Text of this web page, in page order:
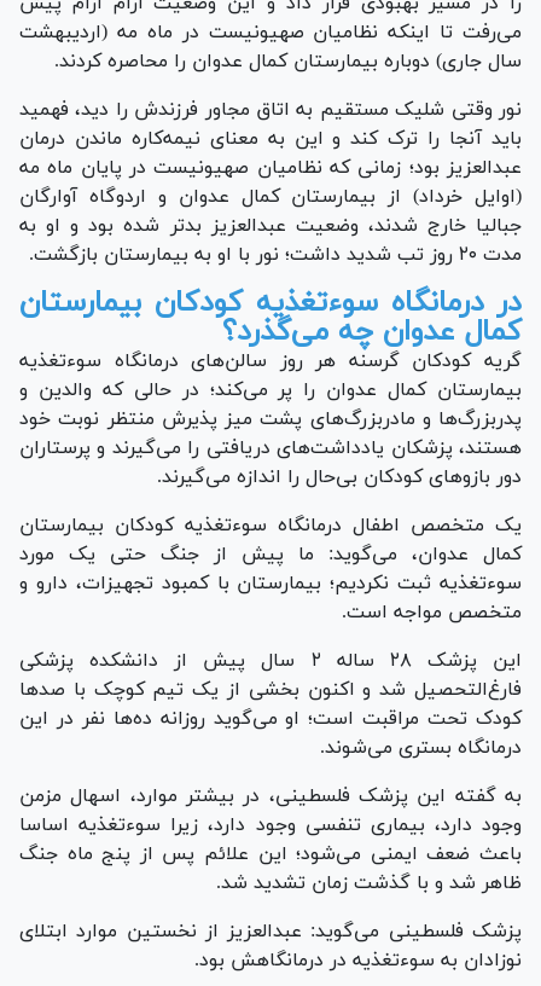
می‌رفت تا اینکه نظامیان صهیونیست در ماه مه (اردیبهشت
سال جاری) دوباره بیمارستان کمال عدوان را محاصره کردند.
نور وقتی شلیک مستقیم به اتاق مجاور فرزندش را دید، فهمید
باید آنجا را ترک کند و این به معنای نیمه‌کاره ماندن درمان
عبدالعزیز بود؛ زمانی که نظامیان صهیونیست در پایان ماه مه
(اوایل خرداد) از بیمارستان کمال عدوان و اردوگاه آوارگان
جبالیا خارج شدند، وضعیت عبدالعزیز بدتر شده بود و او به
مدت ۲۰ روز تب شدید داشت؛ نور با او به بیمارستان بازگشت.
در درمانگاه سوءتغذیه کودکان بیمارستان
کمال عدوان چه می‌گذرد؟
گریه کودکان گرسنه هر روز سالن‌های درمانگاه سوءتغذیه
بیمارستان کمال عدوان را پر می‌کند؛ در حالی که والدین و
پدربزرگ‌ها و مادربزرگ‌های پشت میز پذیرش منتظر نوبت خود
هستند، پزشکان یادداشت‌های دریافتی را می‌گیرند و پرستاران
دور بازو‌های کودکان بی‌حال را اندازه می‌گیرند.
یک متخصص اطفال درمانگاه سوءتغذیه کودکان بیمارستان
کمال عدوان، می‌گوید: ما پیش از جنگ حتی یک مورد
سوءتغذیه ثبت نکردیم؛ بیمارستان با کمبود تجهیزات، دارو و
متخصص مواجه است.
این پزشک ۲۸ ساله ۲ سال پیش از دانشکده پزشکی
فارغ‌التحصیل شد و اکنون بخشی از یک تیم کوچک با صد‌ها
کودک تحت مراقبت است؛ او می‌گوید روزانه ده‌ها نفر در این
درمانگاه بستری می‌شوند.
به گفته این پزشک فلسطینی، در بیشتر موارد، اسهال مزمن
وجود دارد، بیماری تنفسی وجود دارد، زیرا سوءتغذیه اساسا
باعث ضعف ایمنی می‌شود؛ این علائم پس از پنج ماه جنگ
ظاهر شد و با گذشت زمان تشدید شد.
پزشک فلسطینی می‌گوید: عبدالعزیز از نخستین موارد ابتلای
نوزادان به سوءتغذیه در درمانگاهش بود.